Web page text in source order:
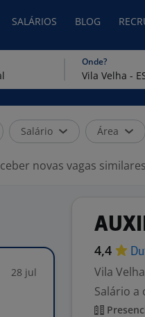
SALÁRIOS BLOG
Onde?
Salário Área
novas vagas
28 jul
4,4
Vila
Salário a